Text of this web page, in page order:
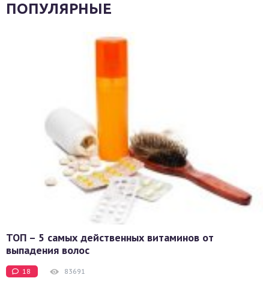
ПОПУЛЯРНЫЕ
ТОП – 5 самых действенных витаминов от
выпадения волос
18 83691